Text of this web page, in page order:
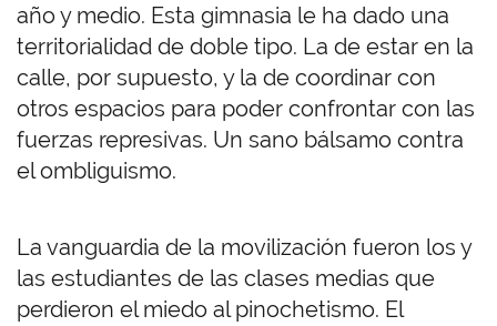
año y medio. Esta gimnasia le ha dado una
territorialidad de doble tipo. La de estar en la
calle, por supuesto, y la de coordinar con
otros espacios para poder confrontar con las
fuerzas represivas. Un sano bálsamo contra
el ombliguismo.
La vanguardia de la movilización fueron los y
las estudiantes de las clases medias que
perdieron el miedo al pinochetismo. El